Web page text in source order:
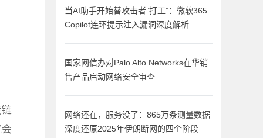
当AI助手开始替攻击者”打工”：微软365
Copilot连环提示注入漏洞深度解析
国家网信办对Palo Alto Networks在华销
售产品启动网络安全审查
网络还在，服务没了：865万条测量数据
深度还原2025年伊朗断网的四个阶段